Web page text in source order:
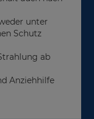
unter
Schutz
ab
Anziehhilfe